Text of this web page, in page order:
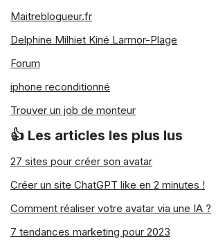
Maitreblogueur.fr
Delphine Milhiet Kiné Larmor-Plage
Forum
iphone reconditionné
Trouver un job de monteur
👍 Les articles les plus lus
27 sites pour créer son avatar
Créer un site ChatGPT like en 2 minutes !
Comment réaliser votre avatar via une IA ?
7 tendances marketing pour 2023